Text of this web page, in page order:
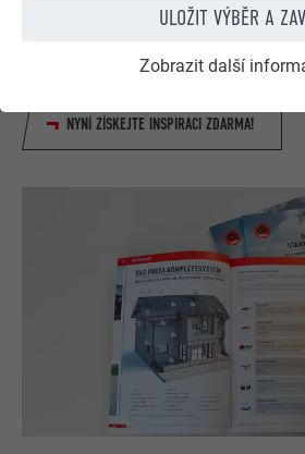
ULOŽIT VÝBĚR A
Zobrazit další
Navrhněte svůj dům (snů) pomocí
si můžete vybírat z bohaté nabídky
NYNÍ ZÍSKEJTE INSPIRACI ZDARMA!